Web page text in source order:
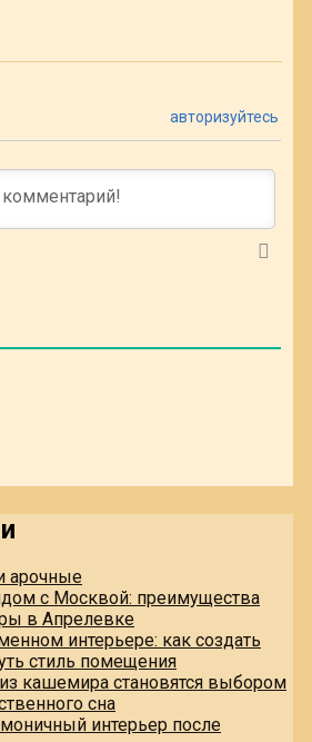
авторизуйтесь
арочные
с Москвой: преимущества
в Апрелевке
интерьере: как создать
стиль помещения
кашемира становятся выбором
сна
интерьер после